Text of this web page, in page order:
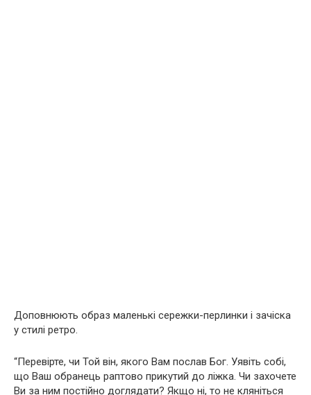
Доповнюють образ маленькі сережки-перлинки і зачіска
у стилі ретро.
“Перевірте, чи Той він, якого Вам послав Бог. Уявіть собі,
що Ваш обранець раптово прикутий до ліжка. Чи захочете
Ви за ним постійно доглядати? Якщо ні, то не кляніться